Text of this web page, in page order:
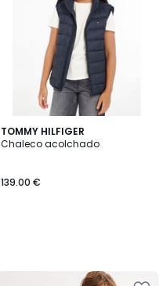
TOMMY HILFIGER
Chaleco acolchado
139.00 €